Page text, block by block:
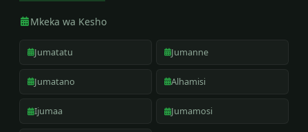
Mkeka wa Kesho
Jumatatu Jumanne
Jumatano Alhamisi
Ijumaa Jumamosi